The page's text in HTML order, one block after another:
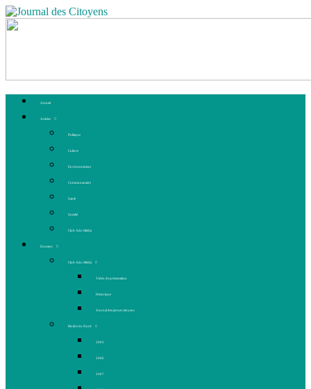
Accueil
Articles
Politique
Culture
Environnement
Communautaire
Santé
Société
Club Ado Média
Dossiers
Club Ado Média
Vidéo de présentation
Historique
Journal des jeunes citoyens
Rivière du Nord
2005
2006
2007